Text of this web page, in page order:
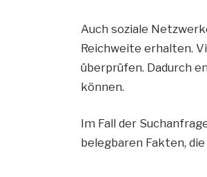
Auch soziale
Reichweite erhalten.
überprüfen. Dadurch
können.
Im Fall der
belegbaren Fakten,